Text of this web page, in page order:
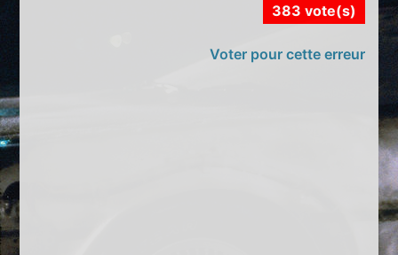
383 vote(s)
Voter pour cette erreur